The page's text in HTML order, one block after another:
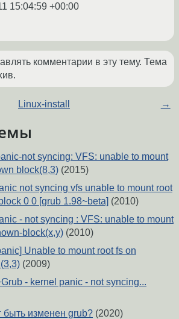
15:04:59 +00:00
комментарии в эту тему. Тема
Linux-install →
not syncing: VFS: unable to mount
block(8,3) (2015)
not syncing vfs unable to mount root
0 0 [grub 1.98~beta] (2010)
- not syncing : VFS: unable to mount
block(x,y) (2010)
Unable to mount root fs on
(2009)
- kernel panic - not syncing...
быть изменен grub? (2020)